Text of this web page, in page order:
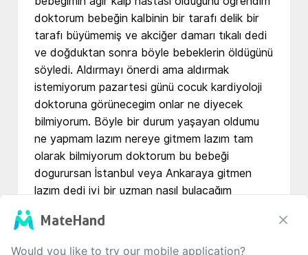
doktorum bebeğin kalbinin bir tarafı delik bir
tarafı büyümemiş ve akciğer damarı tıkalı dedi
ve doğduktan sonra böyle bebeklerin öldügünü
söyledi. Aldırmayı önerdi ama aldırmak
istemiyorum pazartesi günü cocuk kardiyoloji
doktoruna görünecegim onlar ne diyecek
bilmiyorum. Böyle bir durum yaşayan oldumu
ne yapmam lazım nereye gitmem lazım tam
olarak bilmiyorum doktorum bu bebeği
dogurursan İstanbul veya Ankaraya gitmen
lazım dedi iyi bir uzman nasıl bulacağım
Bebegim bir saat bile yaşayacak olsa onun için
MateHand
Would you like to try our mobile application?